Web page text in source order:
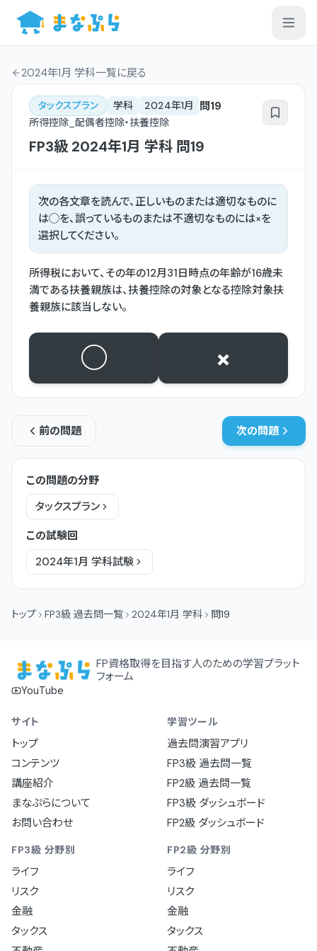
2024年1月 学科一覧に戻る
タックスプラン 学科 2024年1月 問19
所得控除_配偶者控除・扶養控除
FP3級 2024年1月 学科 問19
次の各文章を読んで、正しいものまたは適切なものに
は◯を、誤っているものまたは不適切なものには×を
選択してください。
所得税において、その年の12月31日時点の年齢が16歳未
満である扶養親族は、扶養控除の対象となる控除対象扶
養親族に該当しない。
○ ×
前の問題 次の問題
この問題の分野
タックスプラン
この試験回
2024年1月 学科試験
トップ FP3級 過去問一覧 2024年1月 学科 問19
FP資格取得を目指す人のための学習プラット
フォーム
YouTube
サイト
トップ
コンテンツ
講座紹介
まなぷらについて
お問い合わせ
学習ツール
過去問演習アプリ
FP3級 過去問一覧
FP2級 過去問一覧
FP3級 ダッシュボード
FP2級 ダッシュボード
FP3級 分野別
ライフ
リスク
金融
タックス
FP2級 分野別
ライフ
リスク
金融
タックス